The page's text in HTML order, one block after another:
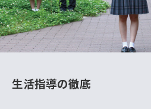
生活指導の徹底